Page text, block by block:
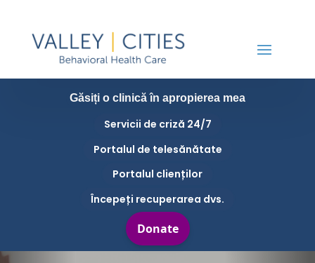
Găsiți o clinică în apropierea mea
Servicii de criză 24/7
Portalul de telesănătate
Portalul clienților
Începeți recuperarea dvs.